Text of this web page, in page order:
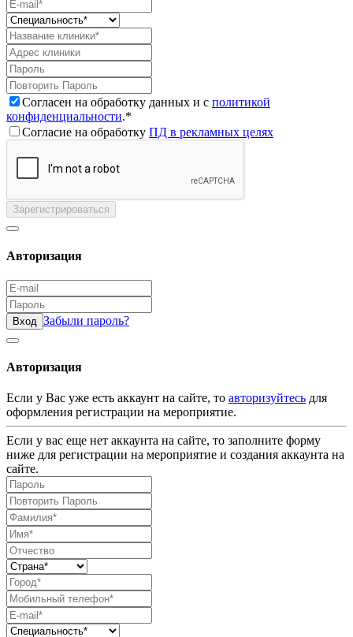
Согласен на обработку данных и с политикой
конфиденциальности.*
Согласие на обработку ПД в рекламных целях
Зарегистрироваться
Авторизация
Вход Забыли пароль?
Авторизация
Если у Вас уже есть аккаунт на сайте, то авторизуйтесь для
оформления регистрации на мероприятие.
Если у вас еще нет аккаунта на сайте, то заполните форму
ниже для регистрации на мероприятие и создания аккаунта на
сайте.